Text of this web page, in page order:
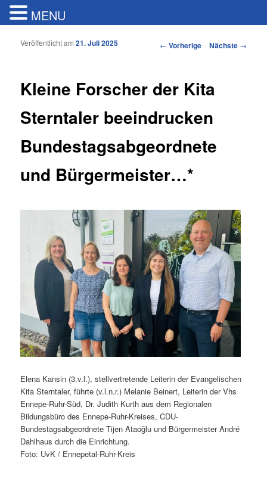
Artikelnavigation
← Vorherige Nächste →
Kleine Forscher der Kita
Sterntaler beeindrucken
Bundestagsabgeordnete
und Bürgermeister…*
Veröffentlicht am21. Juli 2025
Elena Kansin (3.v.l.), stellvertretende Leiterin der Evangelischen
Kita Sterntaler, führte (v.l.n.r.) Melanie Beinert, Leiterin der Vhs
Ennepe-Ruhr-Süd, Dr. Judith Kurth aus dem Regionalen
Bildungsbüro des Ennepe-Ruhr-Kreises, CDU-
Bundestagsabgeordnete Tijen Ataoğlu und Bürgermeister André
Dahlhaus durch die Einrichtung.
Foto: UvK / Ennepetal-Ruhr-Kreis
MENU